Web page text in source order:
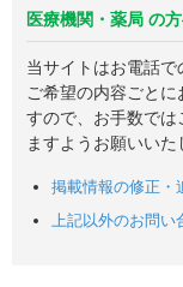
医療機関・薬局 の
当サイトはお電話で
ご希望の内容ごと
すので、お手数で
ますようお願いいた
掲載情報の修正・
上記以外のお問い